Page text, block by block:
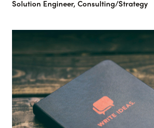
Solution Engineer, Consulting/Strategy